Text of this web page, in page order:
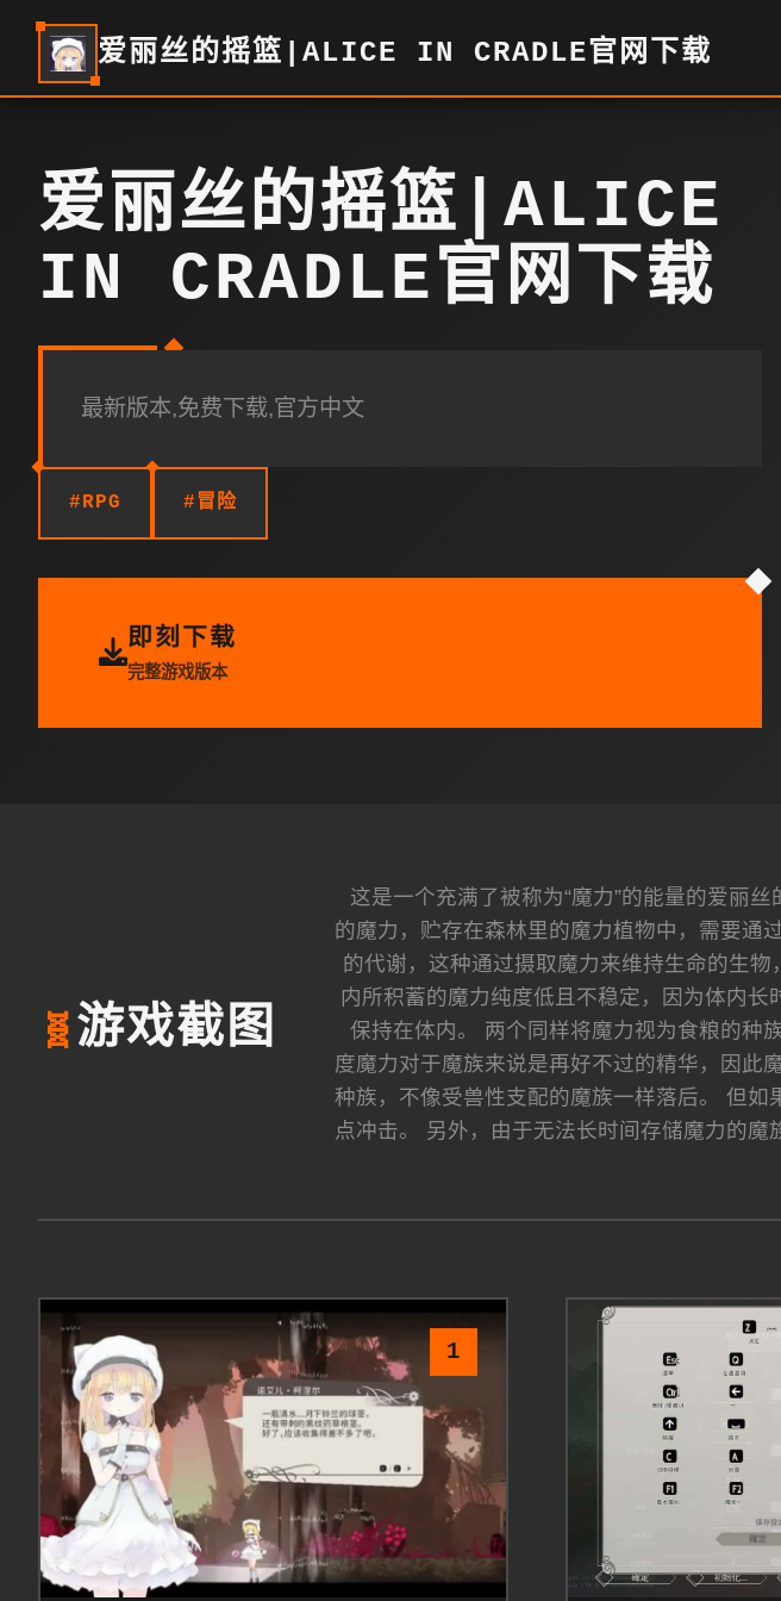
爱丽丝的摇篮|ALICE IN CRADLE官网下载
爱丽丝的摇篮|ALICE
IN CRADLE官网下载
最新版本,免费下载,官方中文
#RPG #冒险
即刻下载
完整游戏版本
🧬游戏截图
这是一个充满了被称为“魔力”的能量的爱丽
的魔力，贮存在森林里的魔力植物中，需要通
的代谢，这种通过摄取魔力来维持生命的生物
内所积蓄的魔力纯度低且不稳定，因为体内
保持在体内。 两个同样将魔力视为食粮的种
度魔力对于魔族来说是再好不过的精华，因此
种族，不像受兽性支配的魔族一样落后。 但
点冲击。 另外，由于无法长时间存储魔力的
1